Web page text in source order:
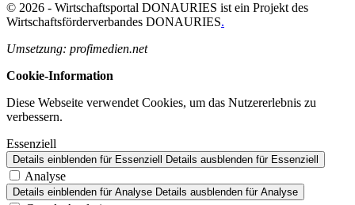
© 2026 - Wirtschaftsportal DONAURIES ist ein Projekt des
Wirtschaftsförderverbandes DONAURIES.
Umsetzung: profimedien.net
Cookie-Information
Diese Webseite verwendet Cookies, um das Nutzererlebnis zu
verbessern.
Essenziell
Details einblenden für Essenziell Details ausblenden für Essenziell
Analyse
Details einblenden für Analyse Details ausblenden für Analyse